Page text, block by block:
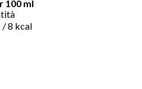
100 ml
/ 8 kcal